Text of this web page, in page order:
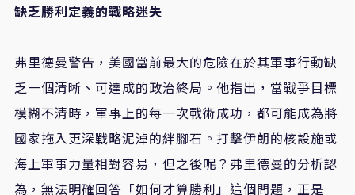
缺乏勝利定義的戰略迷失
弗里德曼警告，美國當前最大的危險在於其軍事行動缺
乏一個清晰、可達成的政治終局。他指出，當戰爭目標
模糊不清時，軍事上的每一次戰術成功，都可能成為將
國家拖入更深戰略泥淖的絆腳石。打擊伊朗的核設施或
海上軍事力量相對容易，但之後呢？弗里德曼的分析認
為，無法明確回答「如何才算勝利」這個問題，正是